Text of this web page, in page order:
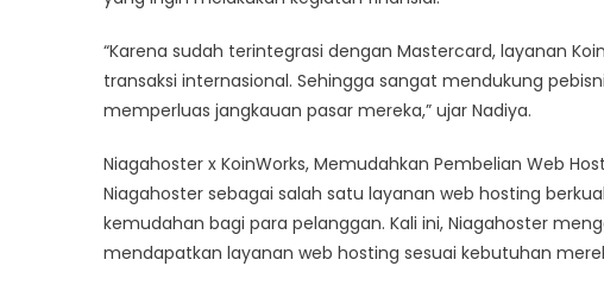
“Karena sudah terintegrasi dengan Mastercard, layanan
transaksi internasional. Sehingga sangat mendukung
memperluas jangkauan pasar mereka,” ujar Nadiya.
Niagahoster x KoinWorks, Memudahkan Pembelian Web
Niagahoster sebagai salah satu layanan web hosting
kemudahan bagi para pelanggan. Kali ini, Niagahoster
mendapatkan layanan web hosting sesuai kebutuhan